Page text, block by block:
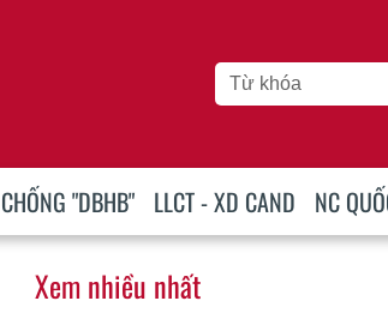
CHỐNG "DBHB" LLCT - XD CAND NC
Xem nhiều nhất